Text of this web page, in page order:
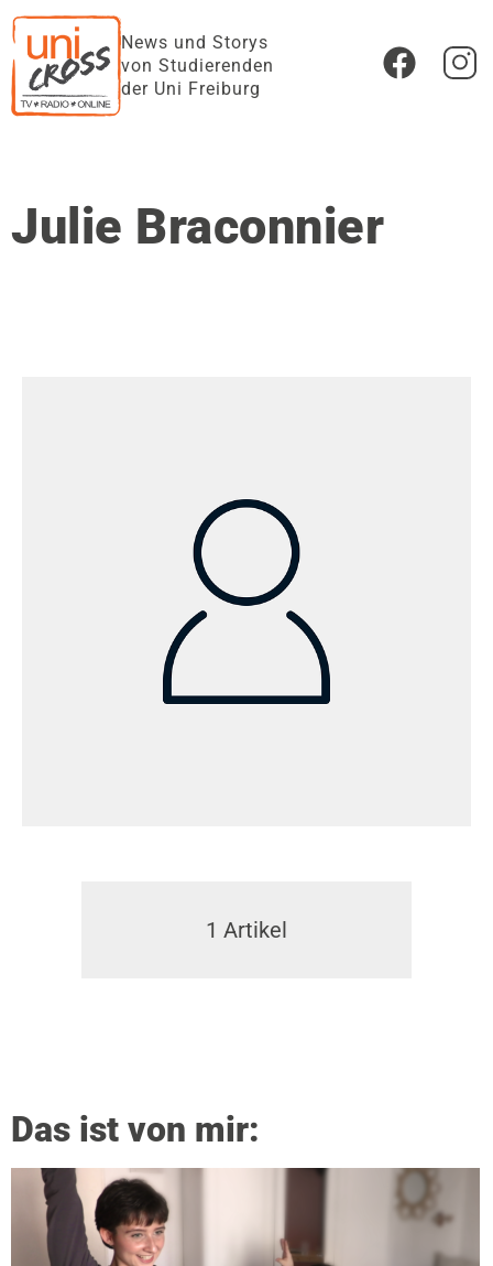
News und Storys
von Studierenden
der Uni Freiburg
Julie Braconnier
1 Artikel
Das ist von mir: